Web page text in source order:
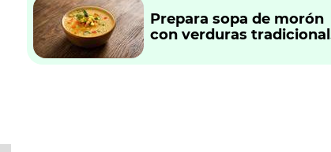
Prepara sopa de morón
con verduras tradicional